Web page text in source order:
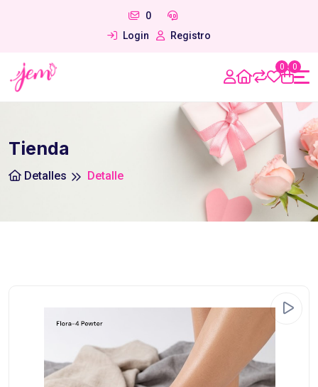
0
Login
Registro
0 0
Tienda
Detalles Detalle